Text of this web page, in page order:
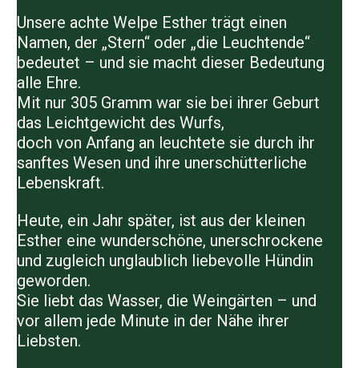
Unsere achte Welpe Esther trägt einen
Namen, der „Stern“ oder „die Leuchtende“
bedeutet – und sie macht dieser Bedeutung
alle Ehre.
Mit nur 305 Gramm war sie bei ihrer Geburt
das Leichtgewicht des Wurfs,
doch von Anfang an leuchtete sie durch ihr
sanftes Wesen und ihre unerschütterliche
Lebenskraft.
Heute, ein Jahr später, ist aus der kleinen
Esther eine wunderschöne, unerschrockene
und zugleich unglaublich liebevolle Hündin
geworden.
Sie liebt das Wasser, die Weingärten – und
vor allem jede Minute in der Nähe ihrer
Liebsten.